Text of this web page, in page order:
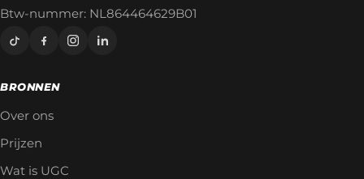
Btw-nummer: NL864464629B01
BRONNEN
Over ons
Prijzen
Wat is UGC